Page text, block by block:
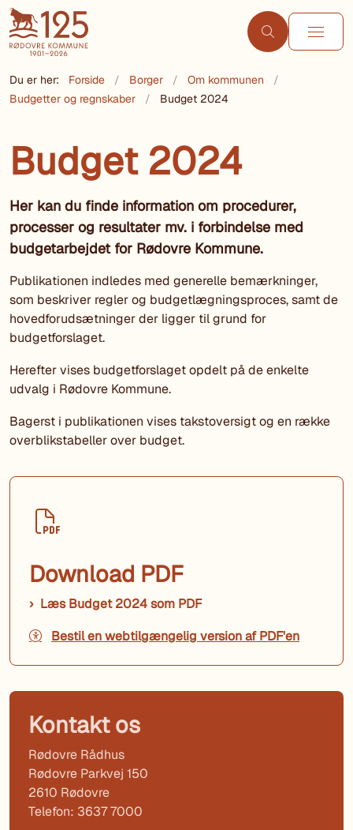
Du er her: Forside Borger
Om kommunen
Budgetter og regnskaber
Budget 2024
Budget 2024
Her kan du finde information om procedurer,
processer og resultater mv. i forbindelse med
budgetarbejdet for Rødovre Kommune.
Publikationen indledes med generelle bemærkninger,
som beskriver regler og budgetlægningsproces, samt de
hovedforudsætninger der ligger til grund for
budgetforslaget.
Herefter vises budgetforslaget opdelt på de enkelte
udvalg i Rødovre Kommune.
Bagerst i publikationen vises takstoversigt og en række
overblikstabeller over budget.
Download PDF
Læs Budget 2024 som PDF
Bestil en webtilgængelig version af PDF'en
Kontakt os
Rødovre Rådhus
Rødovre Parkvej 150
2610 Rødovre
Telefon: 3637 7000